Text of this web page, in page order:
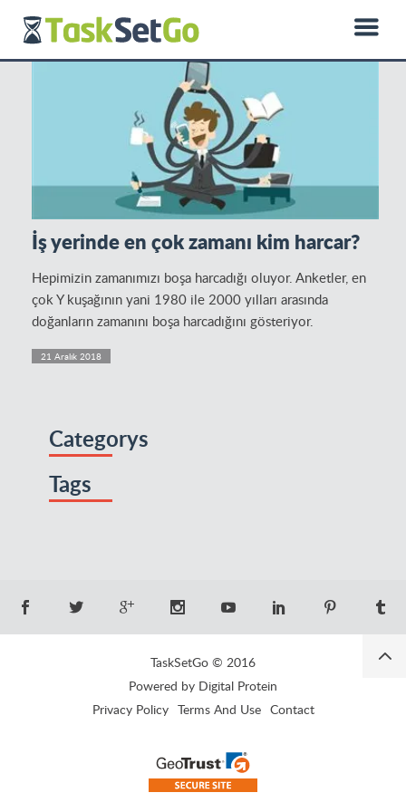
0850 885 01 50
Türkçe
İş yerinde en çok zamanı kim harcar?
Hepimizin zamanımızı boşa harcadığı oluyor. Anketler, en
çok Y kuşağının yani 1980 ile 2000 yılları arasında
doğanların zamanını boşa harcadığını gösteriyor.
21 Aralık 2018
Categorys
Tags
TaskSetGo © 2016
Powered by Digital Protein
Privacy Policy Terms And Use Contact